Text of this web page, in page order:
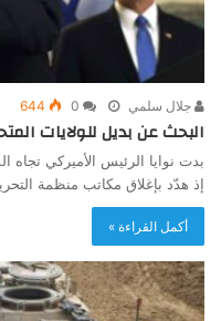
جلال سلمي 0
644
البحث عن بديل للولايات
بدت نوايا الرئيس الأميركي
إذ هدّد بإغلاق مكاتب منظمة
أكمل القراءة »